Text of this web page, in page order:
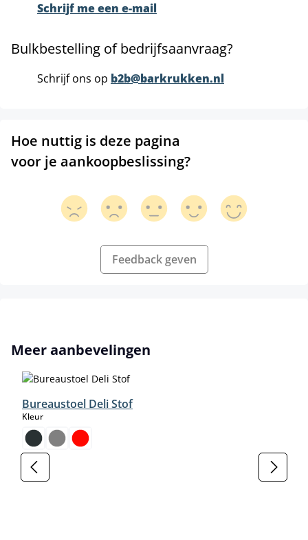
Schrijf me een e-mail
Bulkbestelling of bedrijfsaanvraag?
Schrijf ons op b2b@barkrukken.nl
Hoe nuttig is deze pagina
voor je aankoopbeslissing?
Feedback geven
Productgalerij overslaan
Meer aanbevelingen
Bureaustoel Deli Stof
Kleurselect